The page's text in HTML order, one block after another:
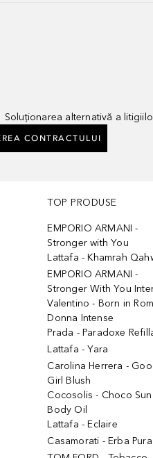
Soluționarea alternativă a
CONTRACTULUI
TOP PRODUSE
EMPORIO ARMANI -
Stronger with You
Lattafa - Khamrah
EMPORIO ARMANI -
Stronger With You
Valentino - Born in
Donna Intense
Prada - Paradoxe
Lattafa - Yara
Carolina Herrera -
Girl Blush
Cocosolis - Choco Sun
Body Oil
Lattafa - Eclaire
Casamorati - Erba Pura